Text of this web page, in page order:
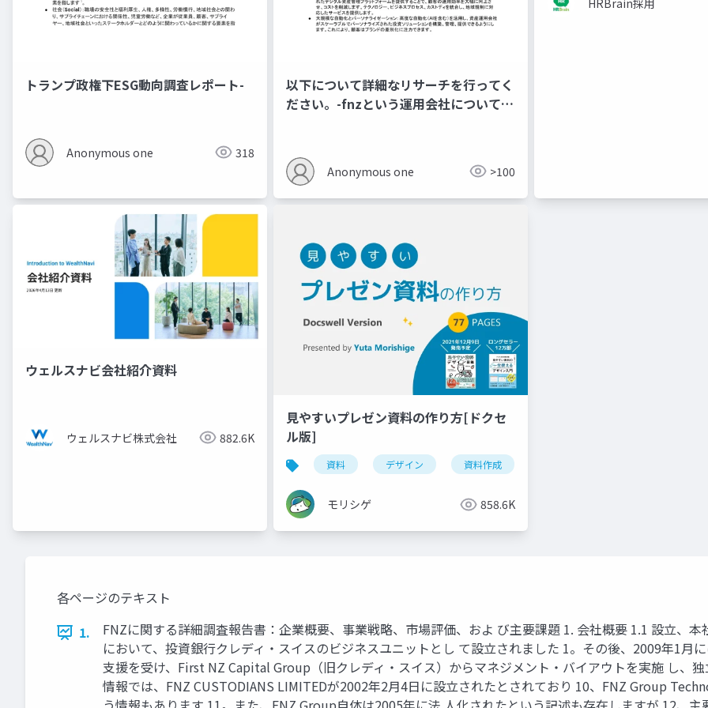
トランプ政権下ESG動向調査レポート-
Anonymous one 318
以下について詳細なリサーチを行ってく
ださい。-fnzという運用会社について、
Anonymous one >100
HRBrain採用
ウェルスナビ会社紹介資料
ウェルスナビ株式会社 882.6K
見やすいプレゼン資料の作り方[ドクセ
ル版]
資料 デザイン 資料作成
モリシゲ 858.6K
各ページのテキスト
1.
FNZに関する詳細調査報告書：企業概要、事業戦略、市場評価、およ び主要課題 1. 会社概要 1.1 設立、
において、投資銀行クレディ・スイスのビジネスユニットとし て設立されました 1。その後、2009年1月
支援を受け、First NZ Capital Group（旧クレディ・スイス）からマネジメント・バイアウトを実施 し、
情報では、FNZ CUSTODIANS LIMITEDが2002年2月4日に設立されたとされており 10、FNZ Group